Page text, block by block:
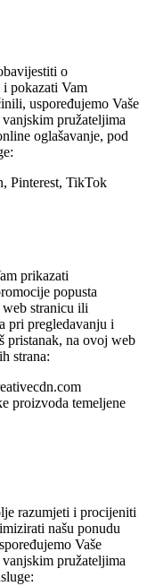
o
i pokazati Vam
uspoređujemo Vaše
pružateljima
oglašavanje, pod
Pinterest, TikTok
prikazati
popusta
web stranicu ili
pri pregledavanju i
pristanak, na ovoj web
strana:
proizvoda temeljene
razumjeti i procijeniti
našu ponudu
Vaše
pružateljima